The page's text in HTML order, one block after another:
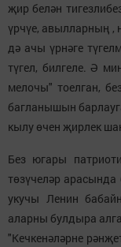
җир белән
үрчүе, авылларның ,
дә ачы үрнәге
түгел, билгеле. Ә
мелочы" тоелган,
багланышын
кылу өчен җирлек
Без югары
төзүчеләр арасында
укучы Ленин
аларны булдыра
"Кечкенәләрне